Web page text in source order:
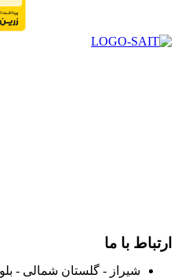
ارتباط با ما
شیراز - گلستان شمالی -